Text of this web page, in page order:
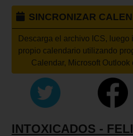
SINCRONIZAR
Descarga el archivo ICS, luego
propio calendario utilizando
Calendar, Microsoft
INTOXICADOS -